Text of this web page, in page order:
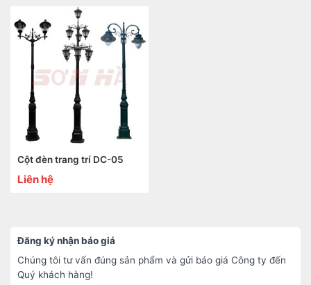
Cột đèn trang trí DC-05
Liên hệ
Đăng ký nhận báo giá
Chúng tôi tư vấn đúng sản phẩm và gửi báo giá Công ty đến
Quý khách hàng!